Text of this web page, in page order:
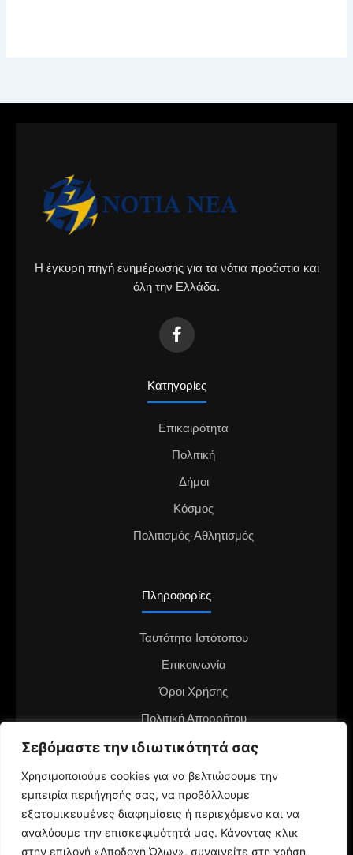
Σεβόμαστε την ιδιωτικότητά σας
Χρησιμοποιούμε cookies για να βελτιώσουμε την
εμπειρία περιήγησής σας, να προβάλλουμε
εξατομικευμένες διαφημίσεις ή περιεχόμενο και να
αναλύουμε την επισκεψιμότητά μας. Κάνοντας κλικ
στην επιλογή «Αποδοχή Όλων», συναινείτε στη χρήση
Η έγκυρη πηγή ενημέρωσης για τα νότια προάστια και
όλη την Ελλάδα.
Κατηγορίες
Επικαιρότητα
Πολιτική
Δήμοι
Κόσμος
Πολιτισμός-Αθλητισμός
Πληροφορίες
Ταυτότητα Ιστότοπου
Επικοινωνία
Όροι Χρήσης
Πολιτική Απορρήτου
Διαφημιστείτε στο notianea.gr
Γίνε ο ανταποκριτής στην περιοχή σου